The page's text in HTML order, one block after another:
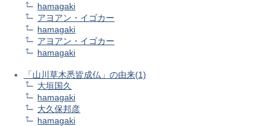
hamagaki
アヨアン・イゴカー
hamagaki
アヨアン・イゴカー
hamagaki
「山川草木悉皆成仏」の由来(1)
大垣国久
hamagaki
大久保邦彦
hamagaki